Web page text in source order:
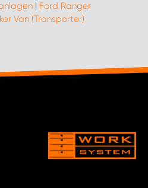
| Ford Ranger
Van (Transporter)